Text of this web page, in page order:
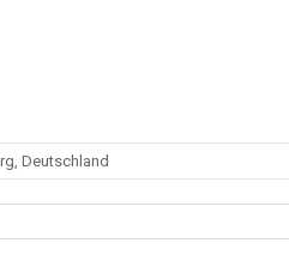
Deutschland